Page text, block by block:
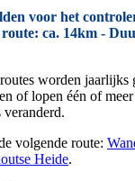
voor het
ca. 14km -
worden jaarlijks
of lopen één of meer
volgende route:
Heide.